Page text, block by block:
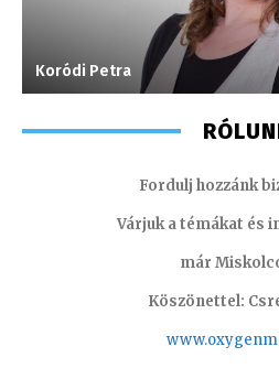
Koródi Petra
Fordulj hozzánk
Várjuk a témákat és
már
Köszönettel:
www.oxyge